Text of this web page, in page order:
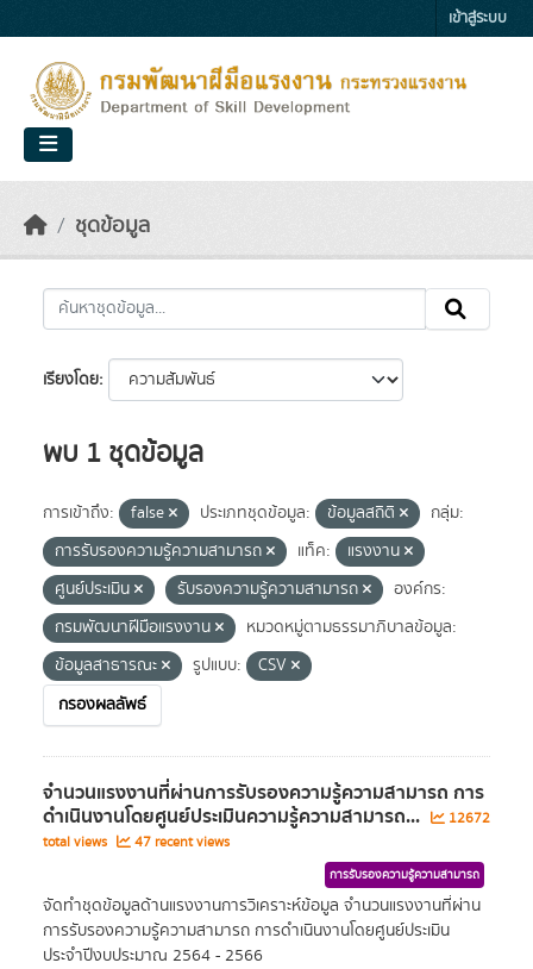
เข้าสู่ระบบ
ชุดข้อมูล
เรียงโดย
พบ 1 ชุดข้อมูล
การเข้าถึง: false ประเภทชุดข้อมูล: ข้อมูลสถิติ
กลุ่ม:
การรับรองความรู้ความสามารถ
แท็ค:
แรงงาน
ศูนย์ประเมิน
รับรองความรู้ความสามารถ
องค์กร:
กรมพัฒนาฝีมือแรงงาน
หมวดหมู่ตามธรรมาภิบาลข้อมูล:
ข้อมูลสาธารณะ
รูปแบบ:
CSV
กรองผลลัพธ์
จำนวนแรงงานที่ผ่านการรับรองความรู้ความสามารถ การ
ดำเนินงานโดยศูนย์ประเมินความรู้ความสามารถ...
12672
total views
47 recent views
การรับรองความรู้ความสามารถ
จัดทำชุดข้อมูลด้านแรงงานการวิเคราะห์ข้อมูล จำนวนแรงงานที่ผ่าน
การรับรองความรู้ความสามารถ การดำเนินงานโดยศูนย์ประเมิน
ประจำปีงบประมาณ 2564 - 2566